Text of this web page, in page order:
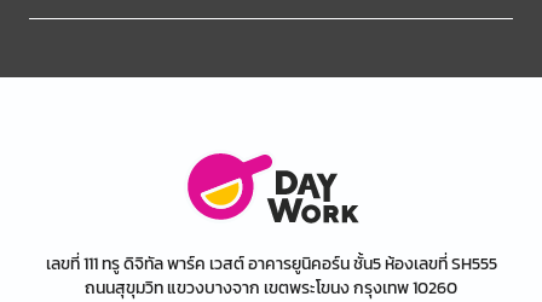
เลขที่ 111 ทรู ดิจิทัล พาร์ค เวสต์ อาคารยูนิคอร์น ชั้น5 ห้องเลขที่ SH555
ถนนสุขุมวิท แขวงบางจาก เขตพระโขนง กรุงเทพ 10260